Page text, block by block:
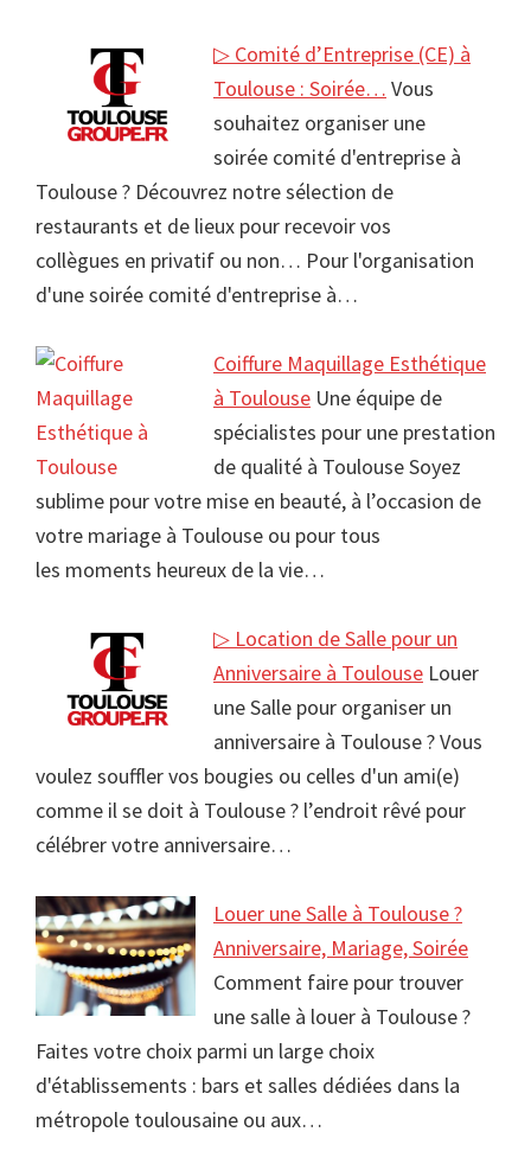
▷ Comité d’Entreprise (CE) à
Toulouse : Soirée… Vous
souhaitez organiser une
soirée comité d'entreprise à
Toulouse ? Découvrez notre sélection de
restaurants et de lieux pour recevoir vos
collègues en privatif ou non… Pour l'organisation
d'une soirée comité d'entreprise à…
Coiffure Maquillage Esthétique
à Toulouse Une équipe de
spécialistes pour une prestation
de qualité à Toulouse Soyez
sublime pour votre mise en beauté, à l’occasion de
votre mariage à Toulouse ou pour tous
les moments heureux de la vie…
▷ Location de Salle pour un
Anniversaire à Toulouse Louer
une Salle pour organiser un
anniversaire à Toulouse ? Vous
voulez souffler vos bougies ou celles d'un ami(e)
comme il se doit à Toulouse ? l’endroit rêvé pour
célébrer votre anniversaire…
Louer une Salle à Toulouse ?
Anniversaire, Mariage, Soirée
Comment faire pour trouver
une salle à louer à Toulouse ?
Faites votre choix parmi un large choix
d'établissements : bars et salles dédiées dans la
métropole toulousaine ou aux…